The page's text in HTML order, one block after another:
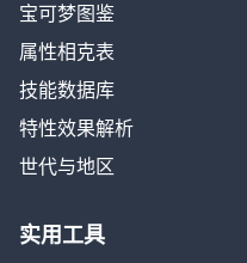
宝可梦图鉴
属性相克表
技能数据库
特性效果解析
世代与地区
实用工具